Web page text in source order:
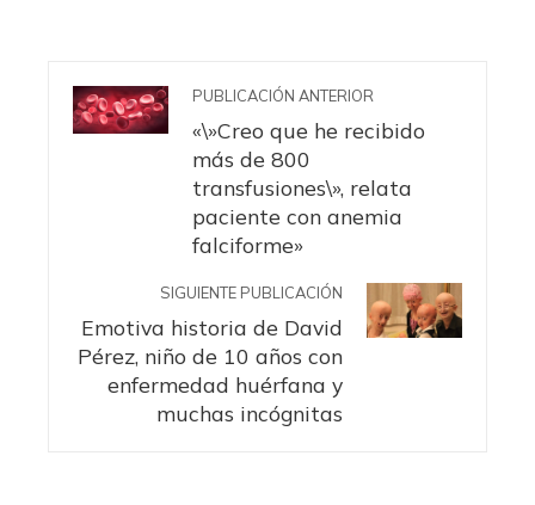
PUBLICACIÓN ANTERIOR
«\»Creo que he recibido
más de 800
transfusiones\», relata
paciente con anemia
falciforme»
SIGUIENTE PUBLICACIÓN
Emotiva historia de David
Pérez, niño de 10 años con
enfermedad huérfana y
muchas incógnitas